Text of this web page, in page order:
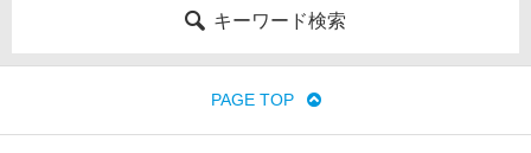
キーワード検索
PAGE TOP